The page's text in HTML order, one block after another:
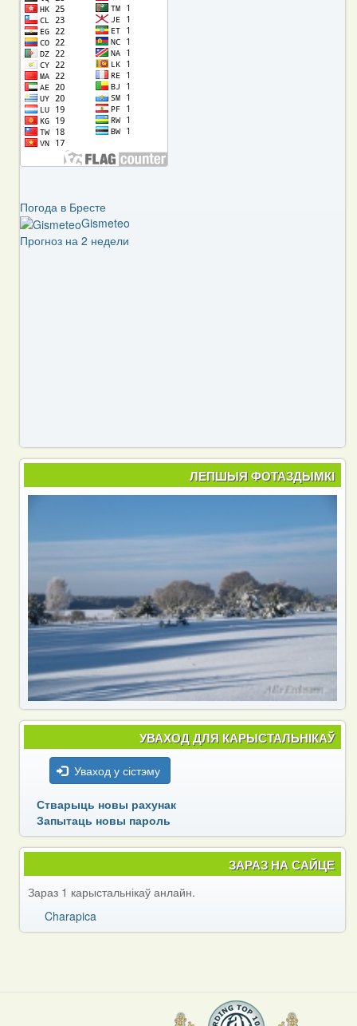
Погода в Бресте
Gismeteo
Прогноз на 2 недели
ЛЕПШЫЯ ФОТАЗДЫМКІ
УВАХОД ДЛЯ КАРЫСТАЛЬНІКАЎ
Уваход у сістэму
Стварыць новы рахунак
Запытаць новы пароль
ЗАРАЗ НА САЙЦЕ
Зараз 1 карыстальнікаў анлайн.
Charapica